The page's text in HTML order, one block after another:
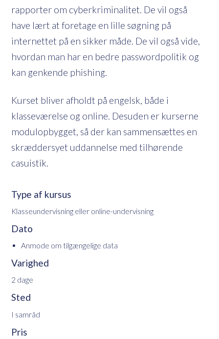
rapporter om cyberkriminalitet. De vil også
have lært at foretage en lille søgning på
internettet på en sikker måde. De vil også vide,
hvordan man har en bedre passwordpolitik og
kan genkende phishing.
Kurset bliver afholdt på engelsk, både i
klasseværelse og online. Desuden er kurserne
modulopbygget, så der kan sammensættes en
skræddersyet uddannelse med tilhørende
casuistik.
Type af kursus
Klasseundervisning eller online-undervisning
Dato
Anmode om tilgængelige data
Varighed
2 dage
Sted
I samråd
Pris